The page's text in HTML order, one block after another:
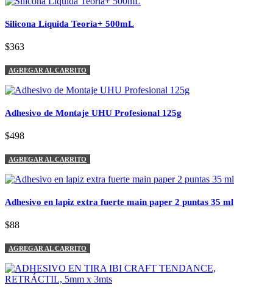
Silicona Líquida Teoría+ 500mL
$363
AGREGAR AL CARRITO
Adhesivo de Montaje UHU Profesional 125g
$498
AGREGAR AL CARRITO
Adhesivo en lapiz extra fuerte main paper 2 puntas 35 ml
$88
AGREGAR AL CARRITO